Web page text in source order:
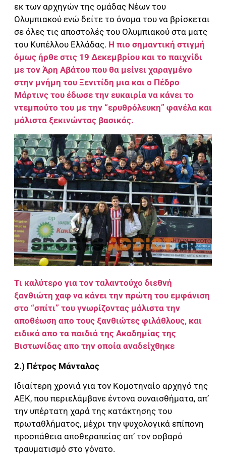
εκ των αρχηγών της ομάδας Νέων του
Ολυμπιακού ενώ δείτε το όνομα του να βρίσκεται
σε όλες τις αποστολές του Ολυμπιακού στα ματς
του Κυπέλλου Ελλάδας. Η πιο σημαντική στιγμή
όμως ήρθε στις 19 Δεκεμβρίου και το παιχνίδι
με τον Άρη Αβάτου που θα μείνει χαραγμένο
στην μνήμη του Ξενιτίδη μια και ο Πέδρο
Μάρτινς του έδωσε την ευκαιρία να κάνει το
ντεμπούτο του με την “ερυθρόλευκη” φανέλα και
μάλιστα ξεκινώντας βασικός.
Τι καλύτερο για τον ταλαντούχο διεθνή
ξανθιώτη χαφ να κάνει την πρώτη του εμφάνιση
στο “σπίτι” του γνωρίζοντας μάλιστα την
αποθέωση απο τους ξανθιώτες φιλάθλους, και
ειδικά απο τα παιδιά της Ακαδημίας της
Βιστωνίδας απο την οποία αναδείχθηκε
2.) Πέτρος Μάνταλος
Ιδιαίτερη χρονιά για τον Κομοτηναίο αρχηγό της
ΑΕΚ, που περιελάμβανε έντονα συναισθήματα, απ’
την υπέρτατη χαρά της κατάκτησης του
πρωταθλήματος, μέχρι την ψυχολογικά επίπονη
προσπάθεια αποθεραπείας απ’ τον σοβαρό
τραυματισμό στο γόνατο.